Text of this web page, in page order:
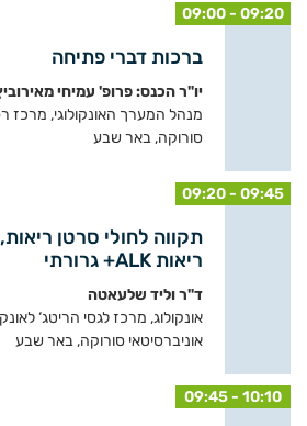
09:00 - 09:20
ברכות דברי פתיחה
יו"ר הכנס: פרופ' עמיחי
מנהל המערך האונקולוגי, מרכז
סורוקה, באר שבע
09:20 - 09:45
תקווה לחולי סרטן
ריאות ALK+ גרורתי
ד"ר וליד שלעאטה
אונקולוג, מרכז לגסי הריטג‘
אוניברסיטאי סורוקה, באר שבע
09:45 - 10:10